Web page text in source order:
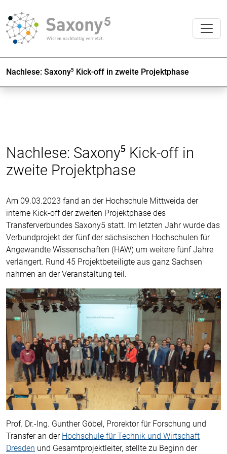
Nachlese: Saxony⁵ Kick-off in zweite Projektphase
Nachlese: Saxony⁵ Kick-off in
zweite Projektphase
Am 09.03.2023 fand an der Hochschule Mittweida der
interne Kick-off der zweiten Projektphase des
Transferverbundes Saxony5 statt. Im letzten Jahr wurde das
Verbundprojekt der fünf der sächsischen Hochschulen für
Angewandte Wissenschaften (HAW) um weitere fünf Jahre
verlängert. Rund 45 Projektbeteiligte aus ganz Sachsen
nahmen an der Veranstaltung teil.
Prof. Dr.-Ing. Gunther Göbel, Prorektor für Forschung und
Transfer an der Hochschule für Technik und Wirtschaft
Dresden und Gesamtprojektleiter, stellte zu Beginn der